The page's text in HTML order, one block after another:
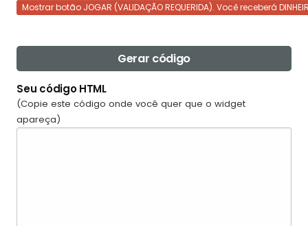
Mostrar botão JOGAR (VALIDAÇÃO REQUERIDA). Você receberá
Gerar código
Seu código HTML
(Copie este código onde você quer que o widget
apareça)